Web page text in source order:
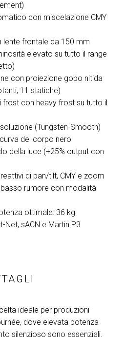
con miscelazione CMY
lente frontale da 150 mm
elevato su tutto il range
con proiezione gobo nitida
11 statiche)
frost con heavy frost su tutto il
(Tungsten-Smooth)
del corpo nero
della luce (+25% output con
di pan/tilt, CMY e zoom
rumore con modalità
ottimale: 36 kg
Net, sACN e Martin P3
ideale per produzioni
dove elevata potenza
silenzioso sono essenziali.